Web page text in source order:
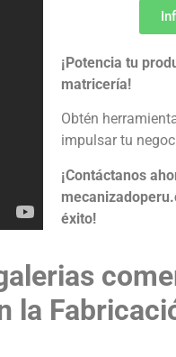
¡Potencia tu
matricería!
Obtén
impulsar tu
¡Contáctanos
éxito!
la